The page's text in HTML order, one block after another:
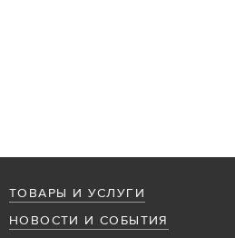
ТОВАРЫ И УСЛУГИ
НОВОСТИ И СОБЫТИЯ